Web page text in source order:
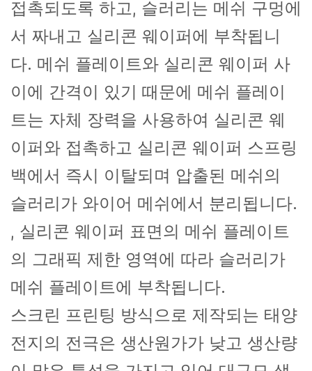
접촉되도록 하고, 슬러리는 메쉬 구멍에
서 짜내고 실리콘 웨이퍼에 부착됩니
다. 메쉬 플레이트와 실리콘 웨이퍼 사
이에 간격이 있기 때문에 메쉬 플레이
트는 자체 장력을 사용하여 실리콘 웨
이퍼와 접촉하고 실리콘 웨이퍼 스프링
백에서 즉시 이탈되며 압출된 메쉬의
슬러리가 와이어 메쉬에서 분리됩니다.
, 실리콘 웨이퍼 표면의 메쉬 플레이트
의 그래픽 제한 영역에 따라 슬러리가
메쉬 플레이트에 부착됩니다.
스크린 프린팅 방식으로 제작되는 태양
전지의 전극은 생산원가가 낮고 생산량